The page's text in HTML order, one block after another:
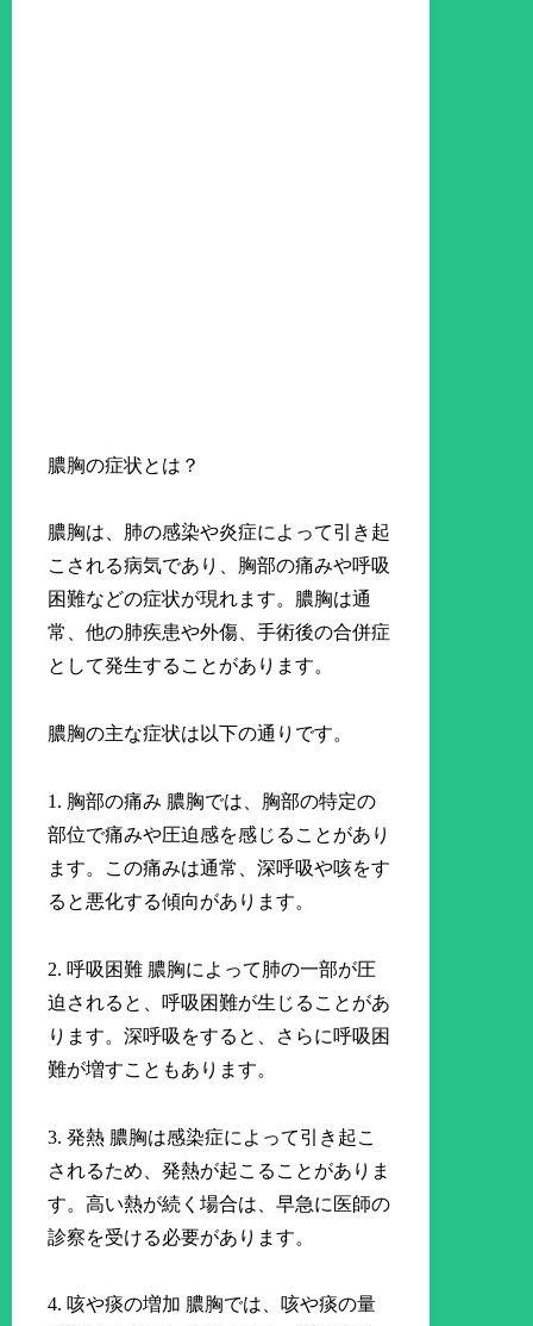
膿胸の症状とは？
膿胸は、肺の感染や炎症によって引き起
こされる病気であり、胸部の痛みや呼吸
困難などの症状が現れます。膿胸は通
常、他の肺疾患や外傷、手術後の合併症
として発生することがあります。
膿胸の主な症状は以下の通りです。
1. 胸部の痛み 膿胸では、胸部の特定の
部位で痛みや圧迫感を感じることがあり
ます。この痛みは通常、深呼吸や咳をす
ると悪化する傾向があります。
2. 呼吸困難 膿胸によって肺の一部が圧
迫されると、呼吸困難が生じることがあ
ります。深呼吸をすると、さらに呼吸困
難が増すこともあります。
3. 発熱 膿胸は感染症によって引き起こ
されるため、発熱が起こることがありま
す。高い熱が続く場合は、早急に医師の
診察を受ける必要があります。
4. 咳や痰の増加 膿胸では、咳や痰の量